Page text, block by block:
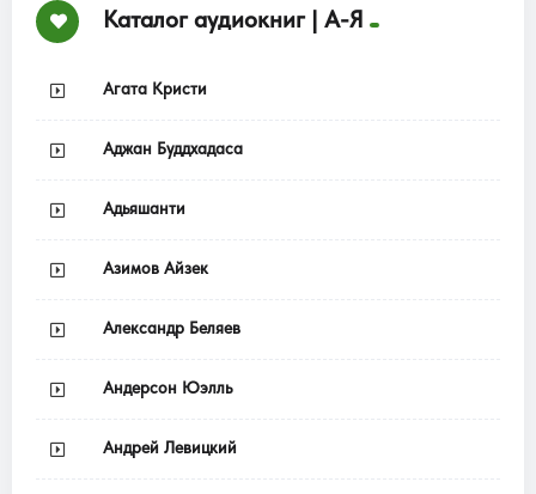
Каталог аудиокниг | А-Я
Агата Кристи
Аджан Буддхадаса
Адьяшанти
Азимов Айзек
Александр Беляев
Андерсон Юэлль
Андрей Левицкий